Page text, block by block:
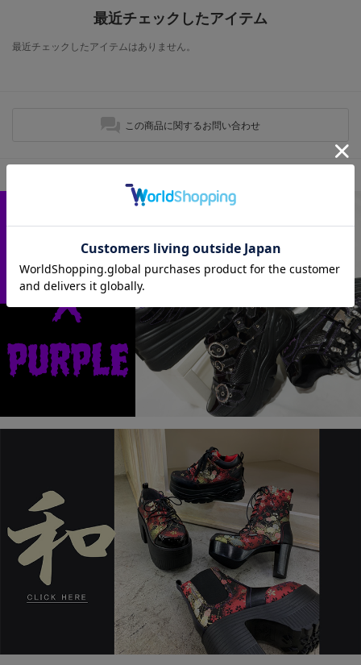
最近チェックしたアイテム
最近チェックしたアイテムはありません。
この商品に関するお問い合わせ